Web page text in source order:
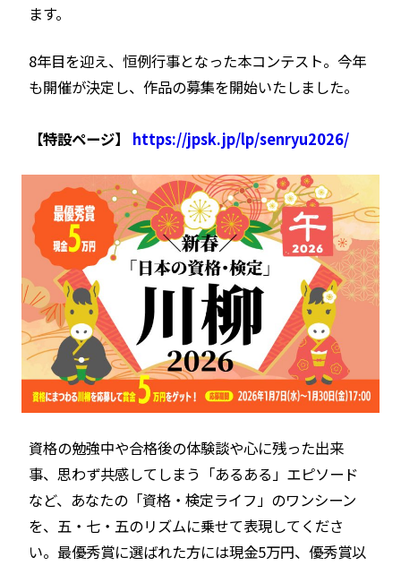
ます。
8年目を迎え、恒例行事となった本コンテスト。今年
も開催が決定し、作品の募集を開始いたしました。
【特設ページ】 https://jpsk.jp/lp/senryu2026/
資格の勉強中や合格後の体験談や心に残った出来
事、思わず共感してしまう「あるある」エピソード
など、あなたの「資格・検定ライフ」のワンシーン
を、五・七・五のリズムに乗せて表現してくださ
い。最優秀賞に選ばれた方には現金5万円、優秀賞以